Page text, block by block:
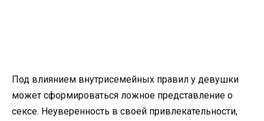
Под влиянием внутрисемейных правил у девушки
может сформироваться ложное представление о
сексе. Неуверенность в своей привлекательности,